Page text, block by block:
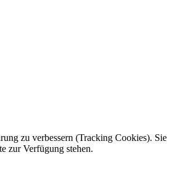
zu verbessern (Tracking Cookies). Sie
zur Verfügung stehen.